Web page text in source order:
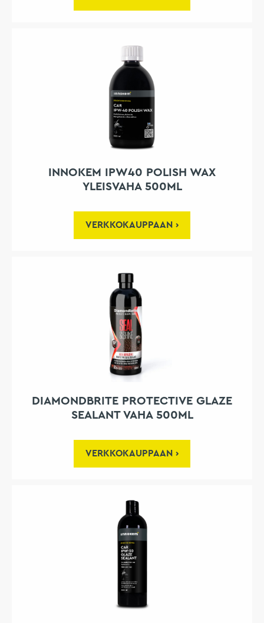
INNOKEM IPW40 POLISH WAX
YLEISVAHA 500ML
VERKKOKAUPPAAN
DIAMONDBRITE PROTECTIVE GLAZE
SEALANT VAHA 500ML
VERKKOKAUPPAAN